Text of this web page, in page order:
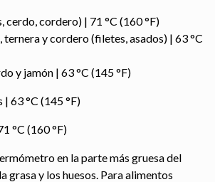
cerdo, cordero) | 71 °C (160 °F)
ternera y cordero (filetes, asados) | 63 °C
y jamón | 63 °C (145 °F)
| 63 °C (145 °F)
°C (160 °F)
en la parte más gruesa del
grasa y los huesos. Para alimentos